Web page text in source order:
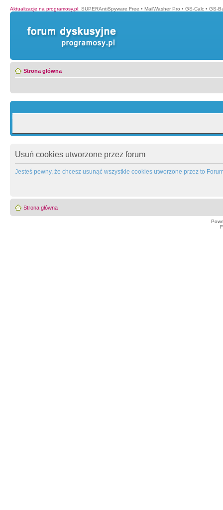
Aktualizacje na programosy.pl: SUPERAntiSpyware Free • MailWasher Pro • GS-Calc • GS-
Strona główna
Usuń cookies utworzone przez forum
Jesteś pewny, że chcesz usunąć wszystkie cookies utworzone przez to
Strona główna